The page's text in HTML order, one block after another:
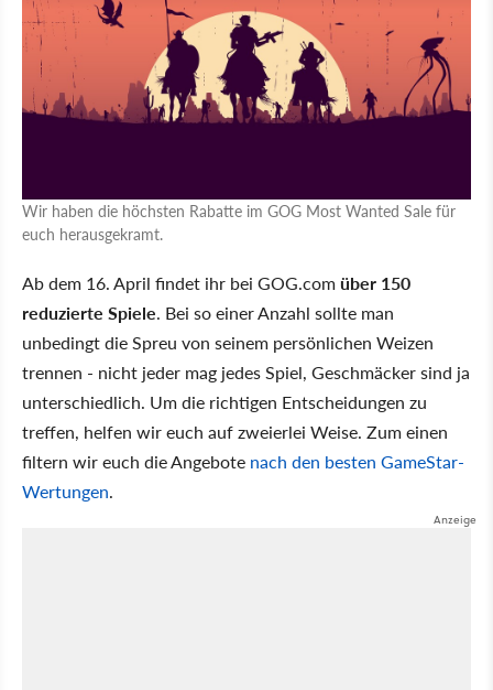
Wir haben die höchsten Rabatte im GOG Most Wanted Sale für
euch herausgekramt.
Ab dem 16. April findet ihr bei GOG.comüber 150
reduzierte Spiele. Bei so einer Anzahl sollte man
unbedingt die Spreu von seinem persönlichen Weizen
trennen - nicht jeder mag jedes Spiel, Geschmäcker sind ja
unterschiedlich. Um die richtigen Entscheidungen zu
treffen, helfen wir euch auf zweierlei Weise. Zum einen
filtern wir euch die Angebote nach den besten GameStar-
Wertungen.